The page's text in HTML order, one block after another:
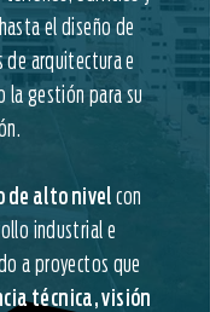
el diseño de
de arquitectura e
la gestión para su
de alto nivel con
industrial e
a proyectos que
técnica, visión